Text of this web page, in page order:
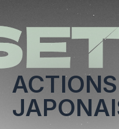
ACTIONS